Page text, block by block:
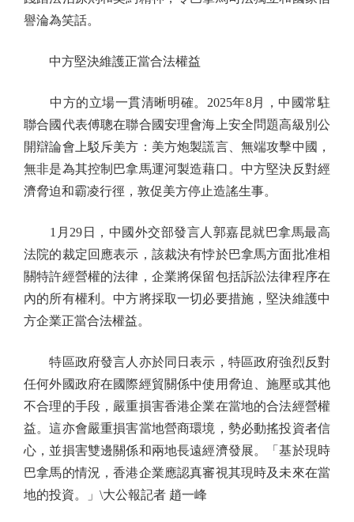
譽淪為笑話。
中方堅決維護正當合法權益
中方的立場一貫清晰明確。2025年8月，中國常駐
聯合國代表傅聰在聯合國安理會海上安全問題高級別公
開辯論會上駁斥美方：美方炮製謊言、無端攻擊中國，
無非是為其控制巴拿馬運河製造藉口。中方堅決反對經
濟脅迫和霸凌行徑，敦促美方停止造謠生事。
1月29日，中國外交部發言人郭嘉昆就巴拿馬最高
法院的裁定回應表示，該裁決有悖於巴拿馬方面批准相
關特許經營權的法律，企業將保留包括訴訟法律程序在
內的所有權利。中方將採取一切必要措施，堅決維護中
方企業正當合法權益。
特區政府發言人亦於同日表示，特區政府強烈反對
任何外國政府在國際經貿關係中使用脅迫、施壓或其他
不合理的手段，嚴重損害香港企業在當地的合法經營權
益。這亦會嚴重損害當地營商環境，勢必動搖投資者信
心，並損害雙邊關係和兩地長遠經濟發展。「基於現時
巴拿馬的情況，香港企業應認真審視其現時及未來在當
地的投資。」\大公報記者 趙一峰